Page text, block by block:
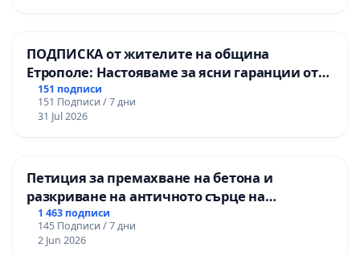
ПОДПИСКА от жителите на община
Етрополе: Настояваме за ясни гаранции от
“Елаците-МЕД” АД и от държавата, че ще се
изпълнят всички екологични норми!
151 подписи
151 Подписи / 7 дни
31 Jul 2026
Петиция за премахване на бетона и
разкриване на античното сърце на
Могиланската могила във Враца
1 463 подписи
145 Подписи / 7 дни
2 Jun 2026